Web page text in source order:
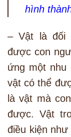
hình
– Vật là đối
được con
ứng một nhu
vật có thể
là vật mà
được. Vật
điều kiện